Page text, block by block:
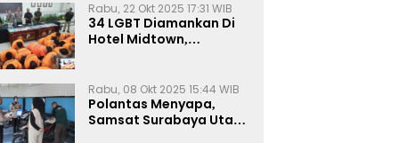
Rabu, 22 Okt 2025 17:31 WIB
34 LGBT Diamankan Di
Hotel Midtown,
Rabu, 08 Okt 2025 15:44 WIB
Polantas Menyapa,
Samsat Surabaya Utara